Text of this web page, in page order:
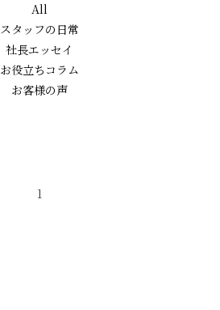
All
スタッフの日常
社長エッセイ
お役立ちコラム
お客様の声
1